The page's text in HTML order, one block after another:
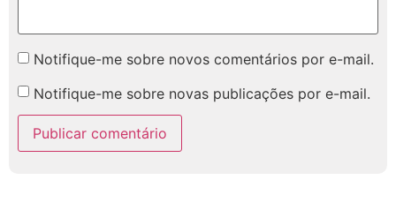
Notifique-me sobre novos comentários por e-mail.
Notifique-me sobre novas publicações por e-mail.